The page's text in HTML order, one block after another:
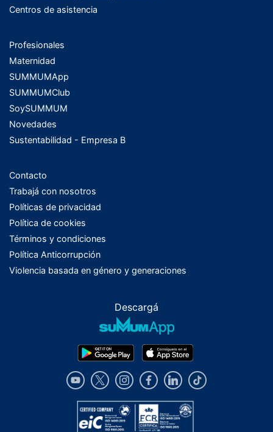
Centros de asistencia
Profesionales
Maternidad
SUMMUMApp
SUMMUMClub
SoySUMMUM
Novedades
Sustentabilidad - Empresa B
Contacto
Trabajá con nosotros
Políticas de privacidad
Política de cookies
Términos y condiciones
Política Anticorrupción
Violencia basada en género y generaciones
Descargá